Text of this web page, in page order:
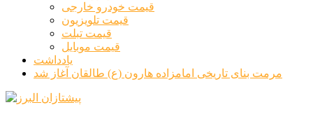
قیمت خودرو خارجی
قیمت تلویزیون
قیمت تبلت
قیمت موبایل
یادداشت
مرمت بنای تاریخی امامزاده هارون (ع) طالقان آغاز شد